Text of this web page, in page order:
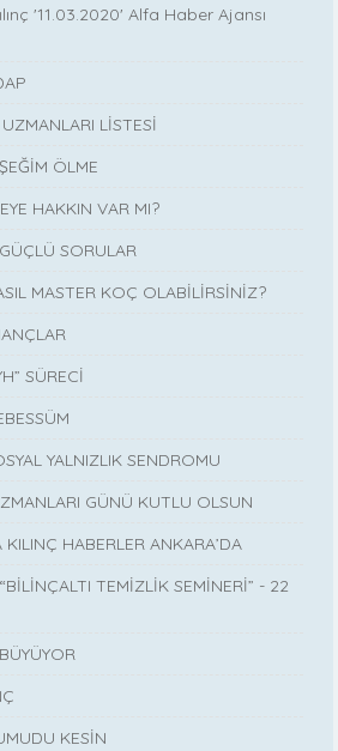
'11.03.2020' Alfa Haber Ajansı
LİSTESİ
ÖLME
HAKKIN VAR MI?
SORULAR
MASTER KOÇ OLABİLİRSİNİZ?
SÜRECİ
YALNIZLIK SENDROMU
GÜNÜ KUTLU OLSUN
HABERLER ANKARA’DA
TEMİZLİK SEMİNERİ” - 22
KESİN